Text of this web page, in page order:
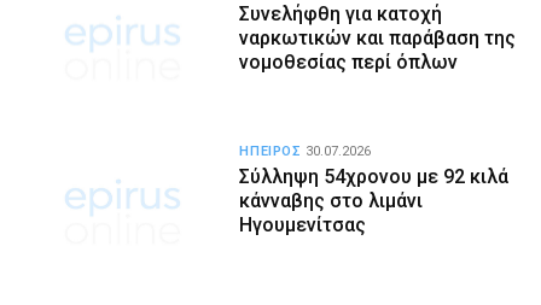
Συνελήφθη για κατοχή
ναρκωτικών και παράβαση της
νομοθεσίας περί όπλων
Σύλληψη 54χρονου με 92 κιλά
κάνναβης στο λιμάνι
Ηγουμενίτσας
ΗΠΕΙΡΟΣ 30.07.2026